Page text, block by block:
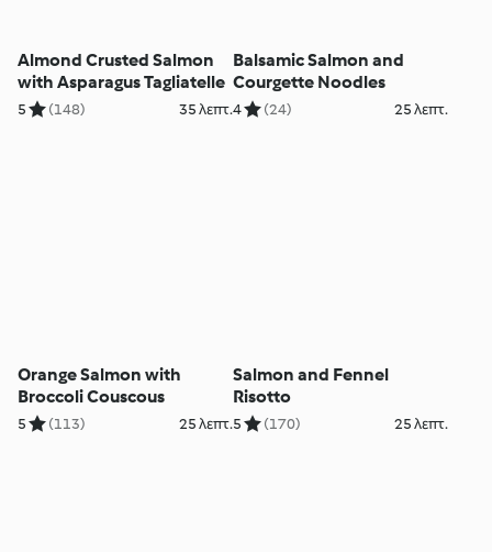
Almond Crusted Salmon
with Asparagus Tagliatelle
5 (148) 35 λεπτ.
Balsamic Salmon and
Courgette Noodles
4 (24) 25 λεπτ.
Orange Salmon with
Broccoli Couscous
5 (113) 25 λεπτ.
Salmon and Fennel
Risotto
5 (170) 25 λεπτ.